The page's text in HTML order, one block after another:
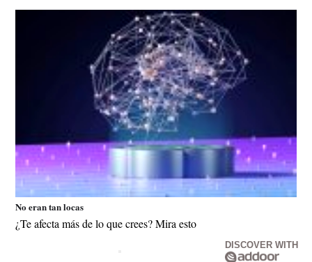
No eran tan locas
¿Te afecta más de lo que crees? Mira esto
DISCOVER WITH